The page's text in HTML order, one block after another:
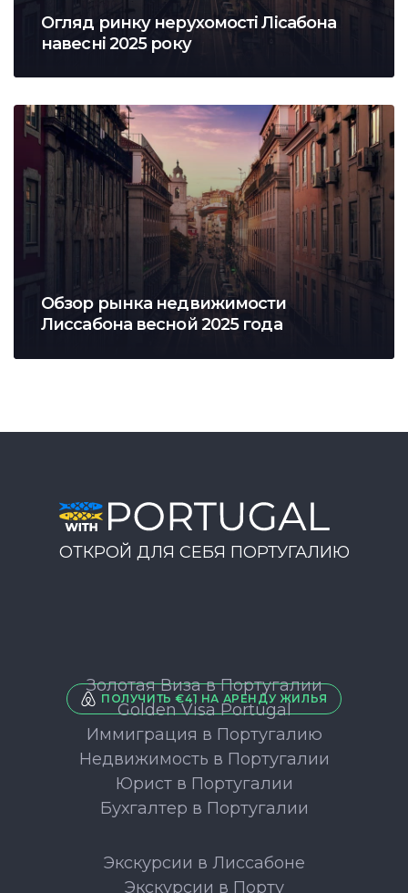
Огляд ринку нерухомості Лісабона
навесні 2025 року
Обзор рынка недвижимости
Лиссабона весной 2025 года
ОТКРОЙ ДЛЯ СЕБЯ ПОРТУГАЛИЮ
ПОЛУЧИТЬ €41 НА АРЕНДУ ЖИЛЬЯ
Золотая Виза в Португалии
Golden Visa Portugal
Иммиграция в Португалию
Недвижимость в Португалии
Юрист в Португалии
Бухгалтер в Португалии
Экскурсии в Лиссабоне
Экскурсии в Порту